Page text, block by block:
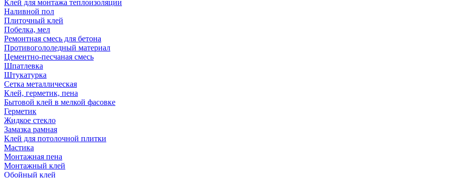
Клей для монтажа теплоизоляции
Наливной пол
Плиточный клей
Побелка, мел
Ремонтная смесь для бетона
Противогололедный материал
Цементно-песчаная смесь
Шпатлевка
Штукатурка
Сетка металлическая
Клей, герметик, пена
Бытовой клей в мелкой фасовке
Герметик
Жидкое стекло
Замазка рамная
Клей для потолочной плитки
Мастика
Монтажная пена
Монтажный клей
Обойный клей